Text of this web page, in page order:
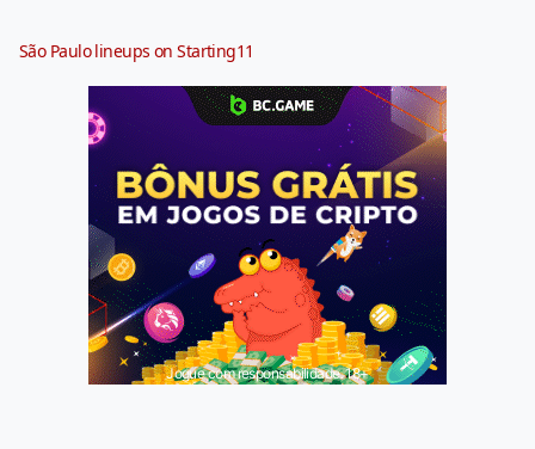
São Paulo lineups on Starting11
Jogue com responsabilidade. 18+